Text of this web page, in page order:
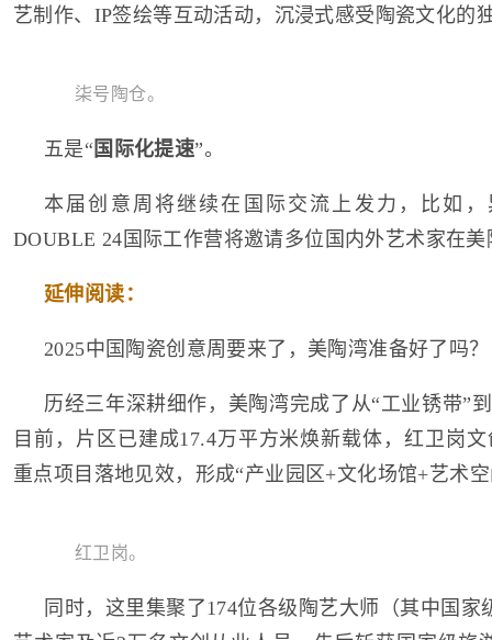
艺制作、IP签绘等互动活动，沉浸式感受陶瓷文化的
柒号陶仓。
五是“ 国际化提速”。
本届创意周将继续在国际交流上发力，比如
DOUBLE 24国际工作营将邀请多位国内外艺术家在
延伸阅读：
2025中国陶瓷创意周要来了，美陶湾准备好了吗？
历经三年深耕细作，美陶湾完成了从“工业锈带”
目前，片区已建成17.4万平方米焕新载体，红卫岗
重点项目落地见效，形成“产业园区+文化场馆+艺术
红卫岗。
同时，这里集聚了174位各级陶艺大师（其中国家